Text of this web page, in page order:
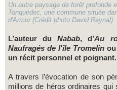
Un autre paysage de forêt profonde
Tonquédec, une commune située
d'Armor (Crédit photo David Raynal)
L’auteur duNabab, d’Au
Naufragés de l'île Tromelin
un récit personnel et poignant.
A travers l’évocation de son
millions de héros ordinaires qui